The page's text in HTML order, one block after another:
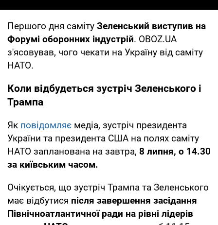
Першого дня саміту Зеленський виступив на
Форумі оборонних індустрій. OBOZ.UA
з'ясовував, чого чекати на Україну від саміту
НАТО.
Коли відбудеться зустріч Зеленського і
Трампа
Як повідомляє медіа, зустріч президента
України та президента США на полях саміту
НАТО запланована на завтра, 8 липня, о 14.30
за київським часом.
Очікується, що зустріч Трампа та Зеленського
має відбутися після завершення засідання
Північноатлантичної ради на рівні лідерів